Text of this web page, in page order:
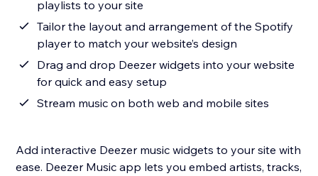
playlists to your site
Tailor the layout and arrangement of the Spotify
player to match your website’s design
Drag and drop Deezer widgets into your website
for quick and easy setup
Stream music on both web and mobile sites
Add interactive Deezer music widgets to your site with
ease. Deezer Music app lets you embed artists, tracks,